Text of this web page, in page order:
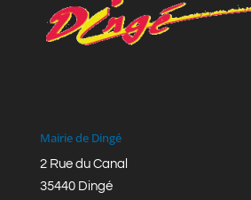
Mairie de Dingé
2 Rue du Canal
35440 Dingé